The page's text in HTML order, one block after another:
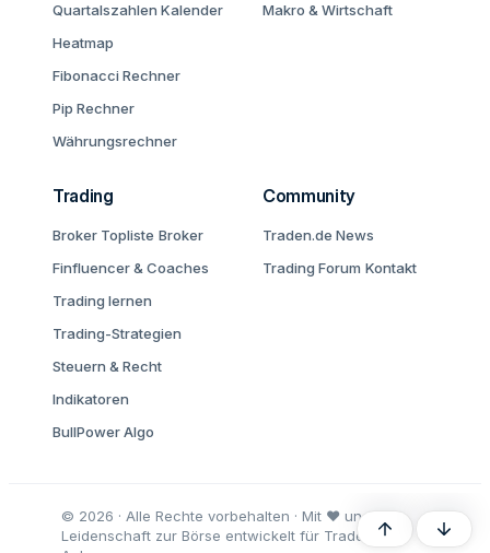
Quartalszahlen Kalender
Heatmap
Fibonacci Rechner
Pip Rechner
Währungsrechner
Makro & Wirtschaft
Trading
Broker Topliste Broker
Finfluencer & Coaches
Trading lernen
Trading-Strategien
Steuern & Recht
Indikatoren
BullPower Algo
Community
Traden.de News
Trading Forum Kontakt
© 2026 · Alle Rechte vorbehalten · Mit ♥ und
Leidenschaft zur Börse entwickelt für Trader undOben Unten